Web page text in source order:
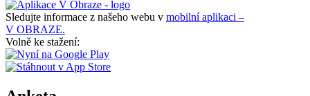
Sledujte informace z našeho webu v mobilní aplikaci –
V OBRAZE.
Volně ke stažení: